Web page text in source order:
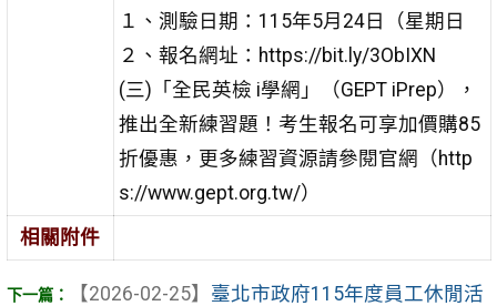
１、測驗日期：115年5月24日（星期日
２、報名網址：https://bit.ly/3ObIXN
(三)「全民英檢 i學網」（GEPT iPrep），
推出全新練習題！考生報名可享加價購85
折優惠，更多練習資源請參閱官網（http
s://www.gept.org.tw/）
相關附件
【2026-02-25】 臺北市政府115年度員工休閒活